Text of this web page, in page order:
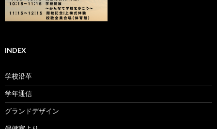
INDEX
学校沿革
学年通信
グランドデザイン